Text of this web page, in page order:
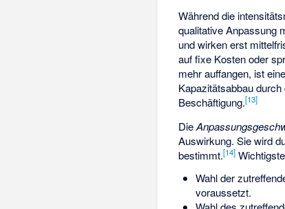
Während die
qualitative Anpassung
und wirken erst
auffixe Kostenoder
mehr auffangen, ist
Kapazitätsabbau
Beschäftigung.[13]
Die
Auswirkung. Sie wird
bestimmt.[14]
Wahl der
voraussetzt.